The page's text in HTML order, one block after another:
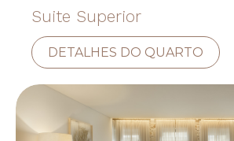
Suite Superior
DETALHES DO QUARTO